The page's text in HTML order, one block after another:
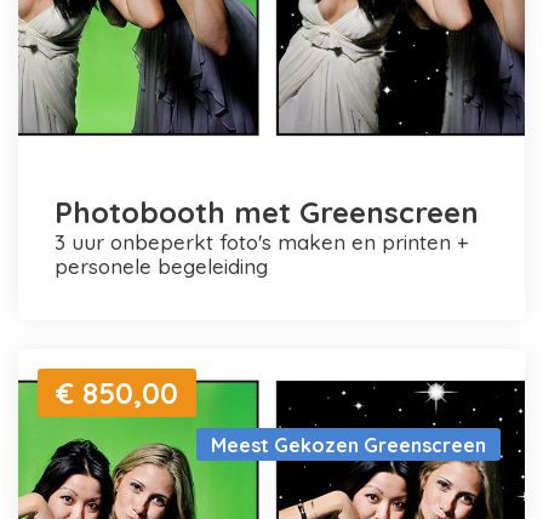
Photobooth met Greenscreen
3 uur onbeperkt foto's maken en printen +
personele begeleiding
Meest Gekozen Greenscreen
€ 850,00